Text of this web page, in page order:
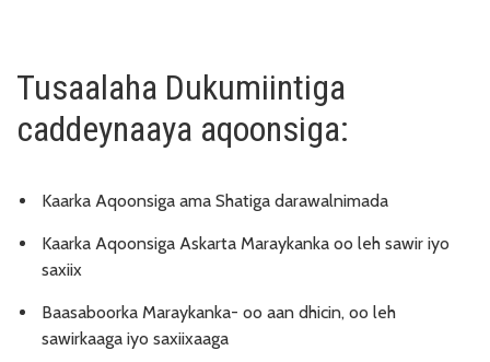
Tusaalaha Dukumiintiga
caddeynaaya aqoonsiga:
Kaarka Aqoonsiga ama Shatiga darawalnimada
Kaarka Aqoonsiga Askarta Maraykanka oo leh sawir iyo
saxiix
Baasaboorka Maraykanka- oo aan dhicin, oo leh
sawirkaaga iyo saxiixaaga